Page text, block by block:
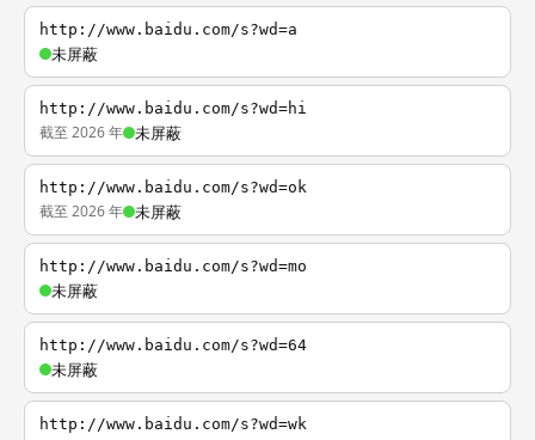
http://www.baidu.com/s?wd=a
未屏蔽
http://www.baidu.com/s?wd=hi
截至 2026 年 未屏蔽
http://www.baidu.com/s?wd=ok
截至 2026 年 未屏蔽
http://www.baidu.com/s?wd=mo
未屏蔽
http://www.baidu.com/s?wd=64
未屏蔽
http://www.baidu.com/s?wd=wk